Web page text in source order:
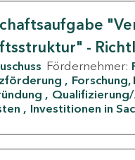
-
Fördernehmer:
Investitionen in